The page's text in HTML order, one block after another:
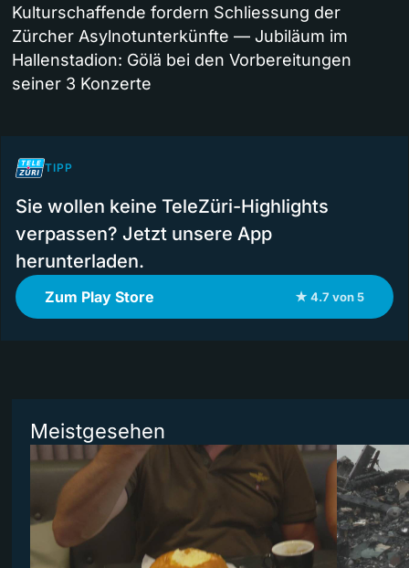
Kulturschaffende fordern Schliessung der
Zürcher Asylnotunterkünfte — Jubiläum im
Hallenstadion: Gölä bei den Vorbereitungen
seiner 3 Konzerte
TIPP
Sie wollen keine TeleZüri-Highlights
verpassen? Jetzt unsere App
herunterladen.
Zum Play Store ★ 4.7 von 5
Meistgesehen